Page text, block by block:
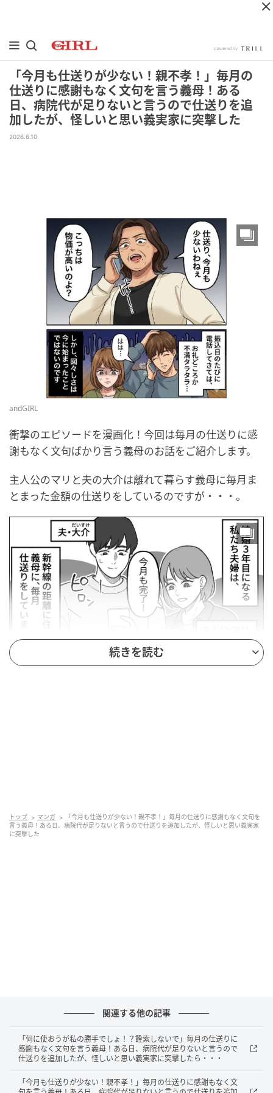
「今月も仕送りが少ない！親不孝！」毎月の
仕送りに感謝もなく文句を言う義母！ある
日、病院代が足りないと言うので仕送りを追
加したが、怪しいと思い義実家に突撃した
2026.6.10
andGIRL
衝撃のエピソードを漫画化！今回は毎月の仕送りに感
謝もなく文句ばかり言う義母のお話をご紹介します。
主人公のマリと夫の大介は離れて暮らす義母に毎月ま
とまった金額の仕送りをしているのですが・・・。
andGIRL
続きを読む
トップ マンガ
「今月も仕送りが少ない！親不孝！」毎月の仕送りに感謝もなく文句を
言う義母！ある日、病院代が足りないと言うので仕送りを追加したが、怪しいと思い義実家
に突撃した
関連する他の記事
「何に使おうが私の勝手でしょ！？詮索しないで」毎月の仕送りに
感謝もなく文句を言う義母！ある日、病院代が足りないと言うので
仕送りを追加したが、怪しいと思い義実家に突撃したら・・・
「今月も仕送りが少ない！親不孝！」毎月の仕送りに感謝もなく文